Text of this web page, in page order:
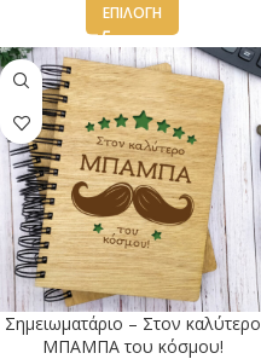
ΕΠΙΛΟΓΉ
Σημειωματάριο – Στον καλύτερο
ΜΠΑΜΠΑ του κόσμου!